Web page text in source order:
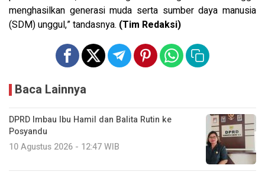
menghasilkan generasi muda serta sumber daya manusia
(SDM) unggul,” tandasnya. (Tim Redaksi)
Baca Lainnya
DPRD Imbau Ibu Hamil dan Balita Rutin ke
Posyandu
10 Agustus 2026 - 12:47 WIB